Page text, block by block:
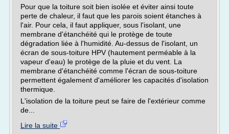
Pour que la toiture soit bien isolée et éviter ainsi toute
perte de chaleur, il faut que les parois soient étanches à
l'air. Pour cela, il faut appliquer, sous l'isolant, une
membrane d'étanchéité qui le protège de toute
dégradation liée à l'humidité. Au-dessus de l'isolant, un
écran de sous-toiture HPV (hautement perméable à la
vapeur d'eau) le protège de la pluie et du vent. La
membrane d'étanchéité comme l'écran de sous-toiture
permettent également d'améliorer les capacités d'isolation
thermique.
L'isolation de la toiture peut se faire de l'extérieur comme
de...
Lire la suite